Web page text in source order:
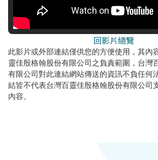
回影片總覽
此影片或外部連結僅供您的方便使用，其內
靈佳殷格翰股份有限公司之負責範圍，台灣
有限公司對此連結網站傳送的資訊不負任何
結皆不代表台灣百靈佳殷格翰股份有限公司
內容。